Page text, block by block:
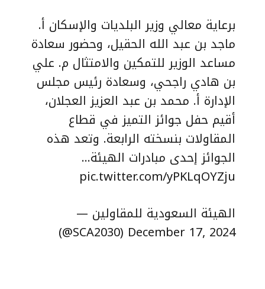
برعاية معالي وزير البلديات والإسكان أ.
ماجد بن عبد الله الحقيل، وحضور سعادة
مساعد الوزير للتمكين والامتثال م. علي
بن هادي راجحي، وسعادة رئيس مجلس
الإدارة أ. محمد بن عبد العزيز العجلان،
أقيم حفل جوائز التميز في قطاع
المقاولات بنسخته الرابعة. وتعد هذه
الجوائز إحدى مبادرات الهيئة…
pic.twitter.com/yPKLqOYZju
— الهيئة السعودية للمقاولين
(@SCA2030) December 17, 2024